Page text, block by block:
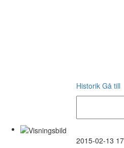
Historik Gå till
2015-02-13